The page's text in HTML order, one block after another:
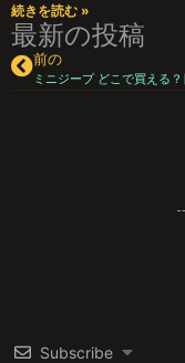
続きを読む »
最新の投稿
前の
Subscribe